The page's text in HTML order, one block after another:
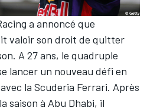
a annoncé que
valoir son droit de quitter
A 27 ans, le quadruple
lancer un nouveau défi en
la Scuderia Ferrari. Après
saison à Abu Dhabi, il